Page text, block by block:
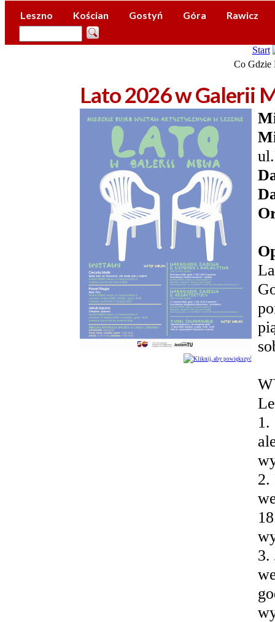
Leszno Kościan Gostyń Góra Rawicz
Start
Co Gdzie
Lato 2026 w Galerii
Kliknij, aby powiększyć
1.
2.
3.